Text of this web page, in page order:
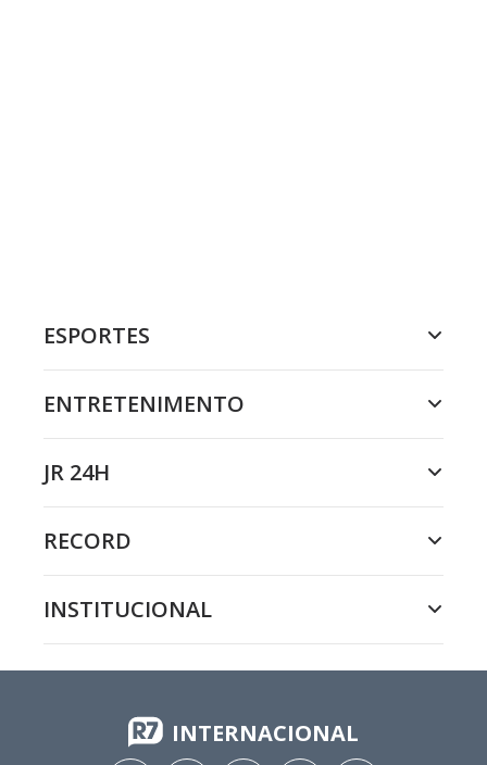
ESPORTES
ENTRETENIMENTO
JR 24H
RECORD
INSTITUCIONAL
INTERNACIONAL